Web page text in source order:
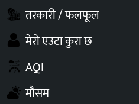
तरकारी / फलफूल
मेरो एउटा कुरा छ
AQI
मौसम